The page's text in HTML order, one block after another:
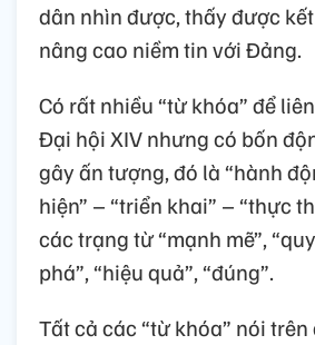
dân nhìn được, thấy được
nâng cao niềm tin với Đảng.
Có rất nhiều “từ khóa” để
Đại hội XIV nhưng có bốn
gây ấn tượng, đó là “hành
hiện” – “triển khai” – “thực
các trạng từ “mạnh mẽ”,
phá”, “hiệu quả”, “đúng”.
Tất cả các “từ khóa” nói